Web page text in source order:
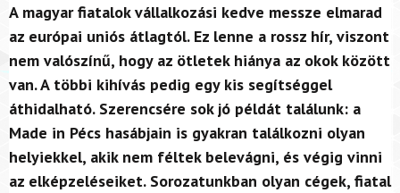
A magyar fiatalok vállalkozási kedve messze elmarad
az európai uniós átlagtól. Ez lenne a rossz hír, viszont
nem valószínű, hogy az ötletek hiánya az okok között
van. A többi kihívás pedig egy kis segítséggel
áthidalható. Szerencsére sok jó példát találunk: a
Made in Pécs hasábjain is gyakran találkozni olyan
helyiekkel, akik nem féltek belevágni, és végig vinni
az elképzeléseiket. Sorozatunkban olyan cégek, fiatal